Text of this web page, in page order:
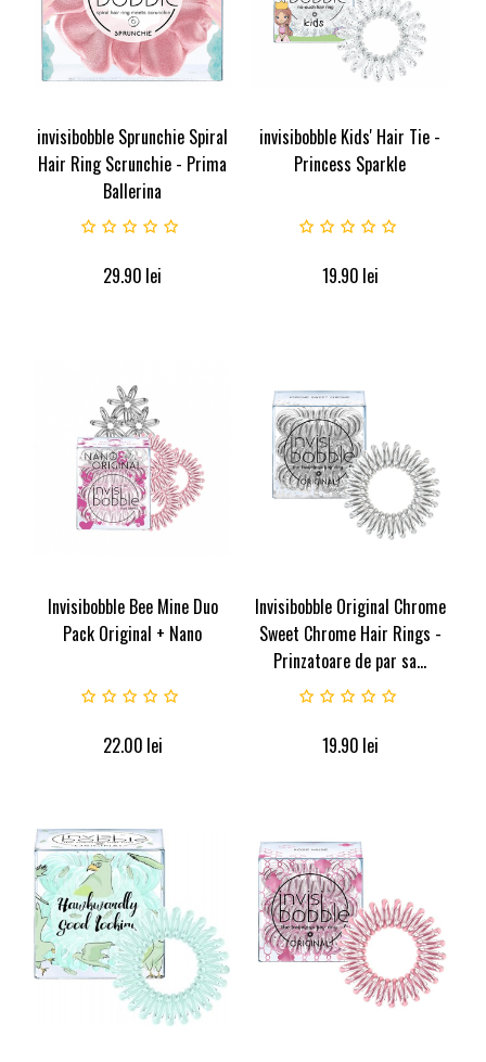
invisibobble Sprunchie Spiral
Hair Ring Scrunchie - Prima
Ballerina
29.90 lei
invisibobble Kids' Hair Tie -
Princess Sparkle
19.90 lei
Invisibobble Bee Mine Duo
Pack Original + Nano
22.00 lei
Invisibobble Original Chrome
Sweet Chrome Hair Rings -
Prinzatoare de par sa...
19.90 lei